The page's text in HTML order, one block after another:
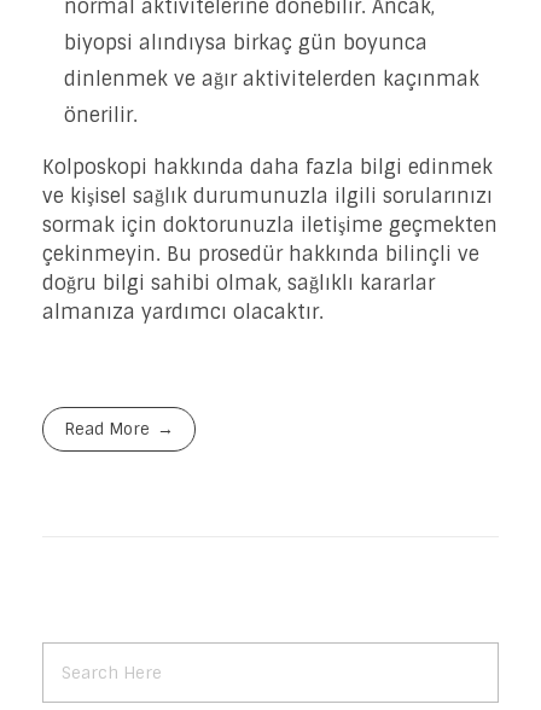
normal aktivitelerine dönebilir. Ancak,
biyopsi alındıysa birkaç gün boyunca
dinlenmek ve ağır aktivitelerden kaçınmak
önerilir.
Kolposkopi hakkında daha fazla bilgi edinmek
ve kişisel sağlık durumunuzla ilgili sorularınızı
sormak için doktorunuzla iletişime geçmekten
çekinmeyin. Bu prosedür hakkında bilinçli ve
doğru bilgi sahibi olmak, sağlıklı kararlar
almanıza yardımcı olacaktır.
Read More